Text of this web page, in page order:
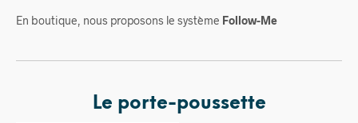
En boutique, nous proposons le système Follow-Me
Le porte-poussette